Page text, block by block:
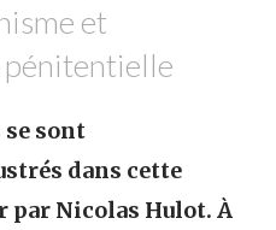
et
pénitentielle
sont
dans cette
par Nicolas Hulot. À